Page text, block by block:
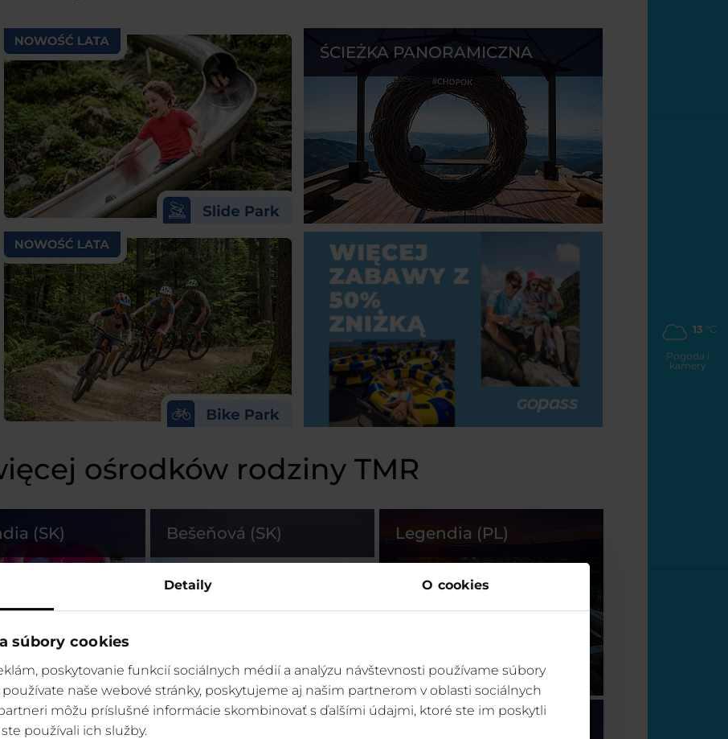
Detaily O cookies
súbory cookies
poskytovanie funkcií sociálnych médií a analýzu návštevnosti používame súbory
naše webové stránky, poskytujeme aj našim partnerom v oblasti sociálnych
môžu príslušné informácie skombinovať s ďalšími údajmi, ktoré ste im poskytli
používali ich služby.
13 °C
Pogoda i
kamery
ŚCIEŻKA PANORAMICZNA
ośrodków rodziny TMR
(SK) Bešeňová (SK) Legendia (PL)
Špindl (CZ)